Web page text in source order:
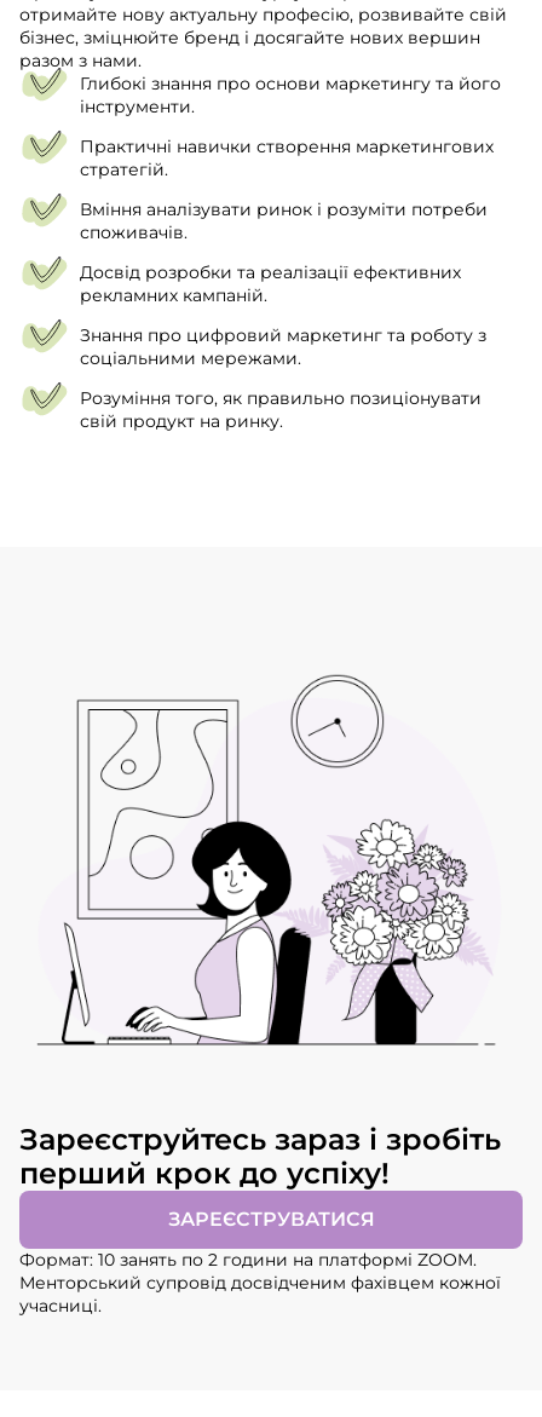
отримайте нову актуальну професію, розвивайте свій
бізнес, зміцнюйте бренд і досягайте нових вершин
разом з нами.
Глибокі знання про основи маркетингу та його
інструменти.
Практичні навички створення маркетингових
стратегій.
Вміння аналізувати ринок і розуміти потреби
споживачів.
Досвід розробки та реалізації ефективних
рекламних кампаній.
Знання про цифровий маркетинг та роботу з
соціальними мережами.
Розуміння того, як правильно позиціонувати
свій продукт на ринку.
Зареєструйтесь зараз і зробіть
перший крок до успіху!
ЗАРЕЄСТРУВАТИСЯ
Формат: 10 занять по 2 години на платформі ZOOM.
Менторський супровід досвідченим фахівцем кожної
учасниці.